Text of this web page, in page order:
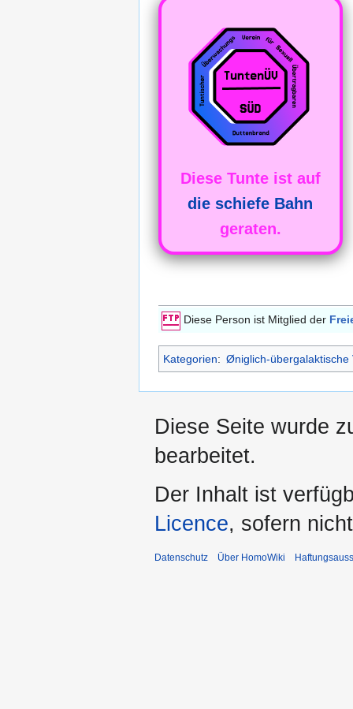
Diese Tunte ist auf
die schiefe Bahn
geraten.
Diese Person ist Mitglied der
Kategorien: Øniglich-übergalaktische
Diese Seite wurde
bearbeitet.
Der Inhalt ist
Licence, sofern
Datenschutz Über HomoWiki